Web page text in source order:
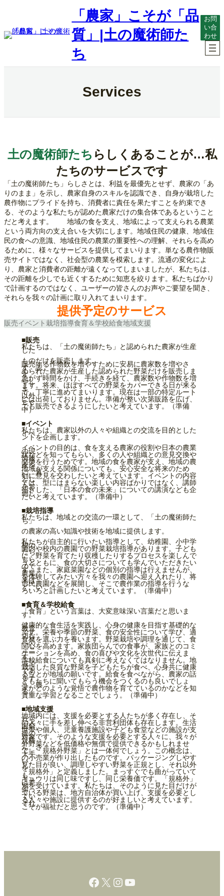
ス
プ
「農家」こそが「品
質」|土の魔術師た
ち
お問
い合
わせ
Services
土の魔術師たち らしくあることが…私
たちのサービスです
「土の魔術師たち」らしさとは、利益を最優先とせず、農家の「あ
りのまま」を示し、農家自身のスキルを認識でき、自身が栽培した
農作物にプライドを持ち、消費者に責任を果たすことを約束でき
る、そのような私たちが認めた農家だけの集合体であるということ
だと考えます。 地域の食を支え、地域によって支えられる農業
という両方向の支え合いを大切にします。地域住民の健康、地域住
民の食への意識、地域住民の農業の重要性への理解、それらを高め
るために、様々なサービスを提供してまいります。単なる農作物販
売サイトではなく、社会型の農業を模索します。流通の変化によ
り、農家と消費者の距離が遠くなってしまいましたが、私たちは、
その距離を少しでも近くするために知恵を絞ります。私たちばかり
で計画するのではなく、ユーザーの皆さんのお声やご要望を聞き、
それらを我々の計画に取り入れてまいります。
提供予定のサービス
販売イベント栽培指導食育＆学校給食地域支援
■販売
私たちは、「土の魔術師たち」と認められた農家が生産
した
ものだけを販売します。
販売する作物数を増やすために安易に農家数を増やさ
ず、認
められた農家が生産した認められた野菜だけを販売しま
す。
急がず時間をかけ、手続きを経て、農家数や作物数を増
やし
ます。将来、ほぼすべての野菜をカバーできる日が来る
ま
で、丁寧に進めてまいります。現在は一部の特定ルート
以外
には出荷しておりません。準備が整い次第販路を広げ、
ＥＣ
でも販売できるようにしたいと考えています。（準備
中）
■イベント
私たちは、農家以外の人々や組織との交流を目的とした
イベ
ントを企画します。
イベントの目的は、食を支える農家の役割や日本の農業
の現
状などを知ってもらい、多くの人や組織との意見交換や
情報
交換を行うためです。地域の食を農家が支え、地域の農
家を
地域が支える関係についても、安心安全な将来のため
に、真
剣に意見を交わしたいと考えています。イベントの内容
とし
ては、型にはまらない楽しい内容ばかりではなく、講師
をお
招きした、「日本の食の未来」についての講演なども企
画し
たいと考えています。（準備中）
■栽培指導
私たちは、地域との交流の一環として、「土の魔術師た
ち」
の農家の高い知識や技術を地域に提供します。
私たちが自主的に行いたい指導として、幼稚園、小中学
校の
園内や校内の農園での野菜栽培指導があります。子ども
たち
に、野菜を育てたり収穫したりするプロセスを楽しんで
もら
うとともに、食の大切さについても学んでいただきたい
ので
す。また、家庭菜園などの個別の指導は行えませんが、
農業
を体験してみたい方々を我々の農園へ迎え入れたり、将
来は
市民農園などを展開し、そこで農作業の指導を行うな
ど、い
ろいろと計画したいと考えています。（準備中）
■食育＆学校給食
「食育」という言葉は、大変意味深い言葉だと思いま
す。
健康的な食生活を実践し、心身の健康を目指す基礎的な
教育
です。栄養や季節の野菜、食の安全性について学び、適
切な
食材を選ぶ力を養います。野菜栽培や調理を通じて、食
への
関心を高めます。家族団らんでの食事が、家族とのコミ
ュニ
ケーションを高め、食の喜びや文化を次世代に伝えま
す。
学校給食についても真剣に考えなくてはなりません。地
域で
栽培した良質な野菜を子どもたちが食べ、心身共に健康
であ
ることが地域の願いです。給食を食べながら、農家の話
を子
どもたちに聞いてもらう機会をつくるのも良いでしょ
う。農
家がどのような覚悟で農作物を育てているのかなどを知
る、
貴重な学習となることでしょう。（準備中）
■地域支援
地域内には、支援を必要とする人たちが多く存在し、そ
れら
の人々に手を差し伸べる非営利団体も存在します。生活
困窮
世帯や個人、児童養護施設や子ども食堂などの施設が支
援の
対象です。そのような支援を必要とする人々に、我々が
規格
外野菜などを低価格や無償で提供できるかもしれませ
ん。さ
て、「規格外野菜」とは一体何でしょう。この概念は、
大手
の小売業が作り出したものです。パッケージングしやす
い、
見た目が良い、調理しやすい野菜を正規とし、それ以外
を
「規格外」と定義しました。まっすぐでも曲がっていて
も、
キュウリは同じ味ですし、同じ栄養価です。「規格外」
は差
別を受けています。私たちは、そのように見た目だけが
劣っ
ている野菜は、地方自治体が買い上げ、支援を必要とし
てい
る人々や施設に提供するのが好ましいと考えています。
それ
こそが福祉だと思うのです。（準備中）
Facebook
X Instagram
YouTube